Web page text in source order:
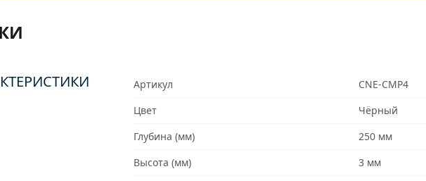
Артикул
CNE-CMP4
Цвет
Чёрный
Глубина (мм)
250 мм
Высота (мм)
3 мм